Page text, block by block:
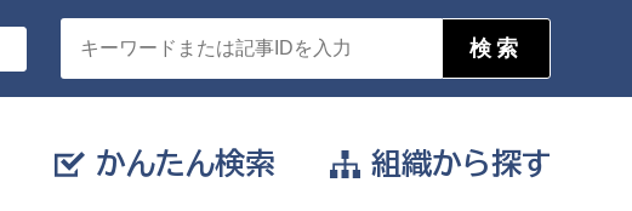
かんたん検索 組織から探す